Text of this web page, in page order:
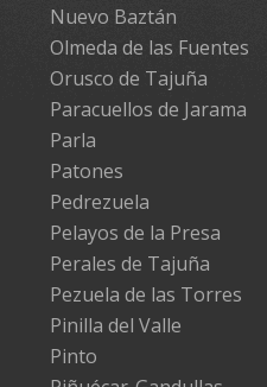
Nuevo Baztán
Olmeda de las Fuentes
Orusco de Tajuña
Paracuellos de Jarama
Parla
Patones
Pedrezuela
Pelayos de la Presa
Perales de Tajuña
Pezuela de las Torres
Pinilla del Valle
Pinto